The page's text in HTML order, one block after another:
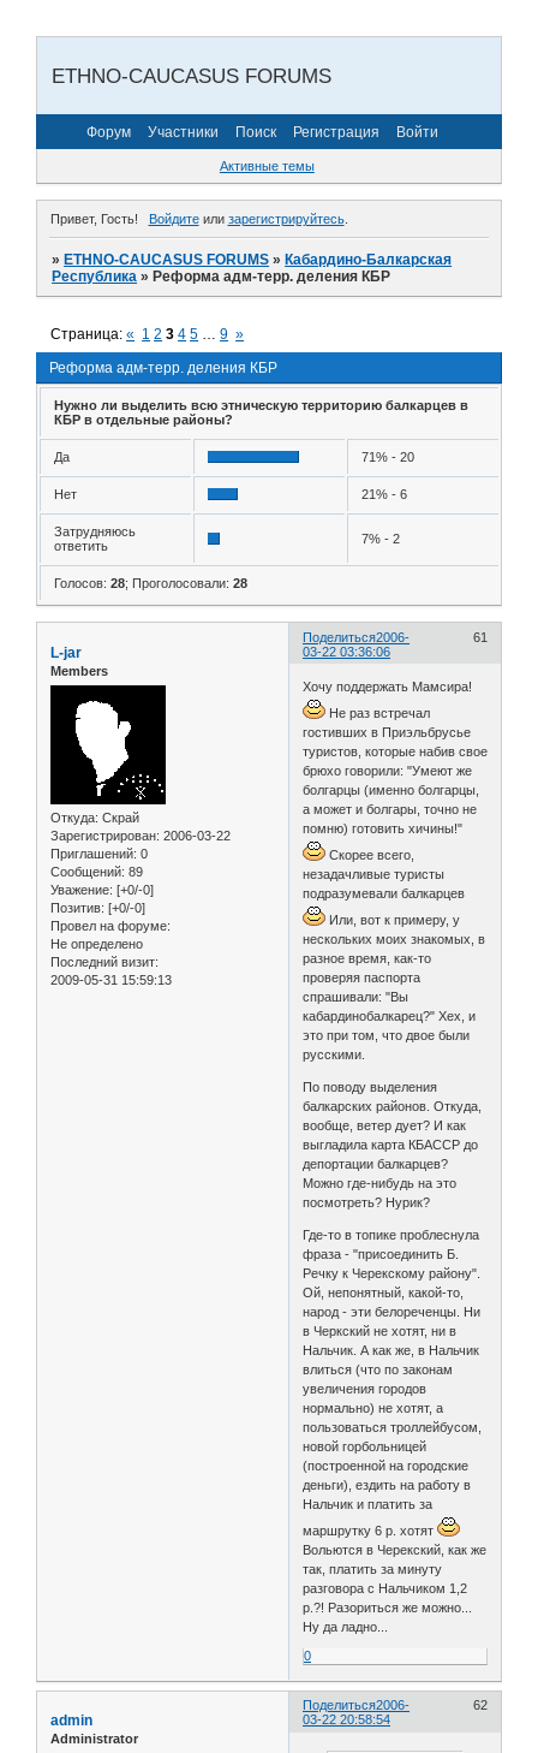
ETHNO-CAUCASUS FORUMS
Форум Участники Поиск Регистрация Войти
Активные темы
Привет, Гость! Войдитеили зарегистрируйтесь.
»ETHNO-CAUCASUS FORUMS »Кабардино-Балкарская
Республика »Реформа адм-терр. деления КБР
Реформа адм-терр. деления КБР
Страница:« 1 2 3 4 5 … 9 »
Нужно ли выделить всю этническую территорию балкарцев в
КБР в отдельные районы?
Да 71% - 20
Нет 21% - 6
Затрудняюсь
ответить
7% - 2
Голосов: 28; Проголосовали: 28
Поделиться 61
2006-
03-22 03:36:06
L-jar
Members
Откуда: Скрай
Зарегистрирован: 2006-03-22
Приглашений: 0
Сообщений: 89
Уважение: [+0/-0]
Позитив: [+0/-0]
Провел на форуме:
Не определено
Последний визит:
2009-05-31 15:59:13
Хочу поддержать Мамсира!
Не раз встречал
гостивших в Приэльбрусье
туристов, которые набив свое
брюхо говорили: "Умеют же
болгарцы (именно болгарцы,
а может и болгары, точно не
помню) готовить хичины!"
Скорее всего,
незадачливые туристы
подразумевали балкарцев
Или, вот к примеру, у
нескольких моих знакомых, в
разное время, как-то
проверяя паспорта
спрашивали: "Вы
кабардинобалкарец?" Хех, и
это при том, что двое были
русскими.
По поводу выделения
балкарских районов. Откуда,
вообще, ветер дует? И как
выгладила карта КБАССР до
депортации балкарцев?
Можно где-нибудь на это
посмотреть? Нурик?
Где-то в топике проблеснула
фраза - "присоединить Б.
Речку к Черекскому району".
Ой, непонятный, какой-то,
народ - эти белореченцы. Ни
в Черкский не хотят, ни в
Нальчик. А как же, в Нальчик
влиться (что по законам
увеличения городов
нормально) не хотят, а
пользоваться троллейбусом,
новой горбольницей
(построенной на городские
деньги), ездить на работу в
Нальчик и платить за
маршрутку 6 р. хотят
Вольются в Черекский, как же
так, платить за минуту
разговора с Нальчиком 1,2
р.?! Разориться же можно...
Ну да ладно...
0
Поделиться 62
2006-
03-22 20:58:54
admin
Administrator